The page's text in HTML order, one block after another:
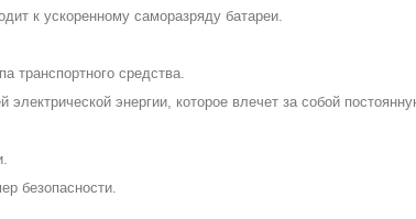
к ускоренному саморазряду батареи.
транспортного средства.
энергии, которое влечет за собой
безопасности.